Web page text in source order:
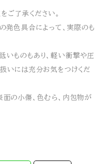
了承ください。
発色具合によって、実際のも
いものもあり、軽い衝撃や圧
いには充分お気をつけくだ
面の小傷、色むら、内包物が